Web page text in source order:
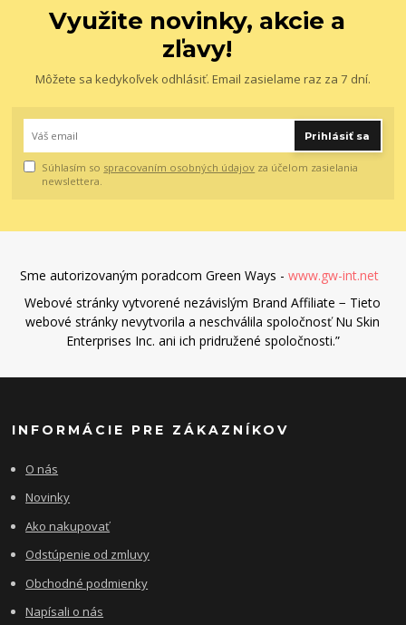
Využite novinky, akcie a
zľavy!
Môžete sa kedykoľvek odhlásiť. Email zasielame raz za 7 dní.
Prihlásiť sa
Súhlasím so spracovaním osobných údajov za účelom zasielania
newslettera.
Sme autorizovaným poradcom Green Ways - www.gw-int.net
Webové stránky vytvorené nezávislým Brand Affiliate − Tieto
webové stránky nevytvorila a neschválila spoločnosť Nu Skin
Enterprises Inc. ani ich pridružené spoločnosti.”
INFORMÁCIE PRE ZÁKAZNÍKOV
O nás
Novinky
Ako nakupovať
Odstúpenie od zmluvy
Obchodné podmienky
Napísali o nás